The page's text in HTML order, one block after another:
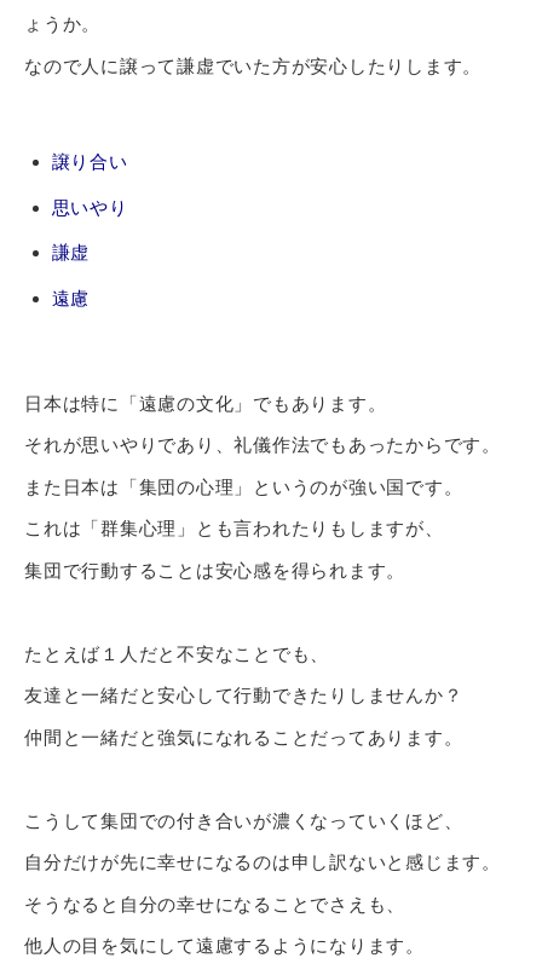
ょうか。
なので人に譲って謙虚でいた方が安心したりします。
譲り合い
思いやり
謙虚
遠慮
日本は特に「遠慮の文化」でもあります。
それが思いやりであり、礼儀作法でもあったからです。
また日本は「集団の心理」というのが強い国です。
これは「群集心理」とも言われたりもしますが、
集団で行動することは安心感を得られます。
たとえば１人だと不安なことでも、
友達と一緒だと安心して行動できたりしませんか？
仲間と一緒だと強気になれることだってあります。
こうして集団での付き合いが濃くなっていくほど、
自分だけが先に幸せになるのは申し訳ないと感じます。
そうなると自分の幸せになることでさえも、
他人の目を気にして遠慮するようになります。